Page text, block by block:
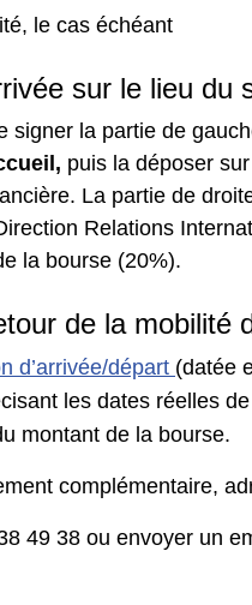
le cas échéant
sur le lieu du
signer la partie de
puis la déposer
La partie de
Relations
la bourse (20%).
de la mobilité
d’arrivée/départ (datée
les dates réelles
montant de la bourse.
complémentaire,
49 38 ou envoyer un